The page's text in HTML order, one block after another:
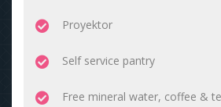
Proyektor
Self service pantry
Free mineral water, coffee &